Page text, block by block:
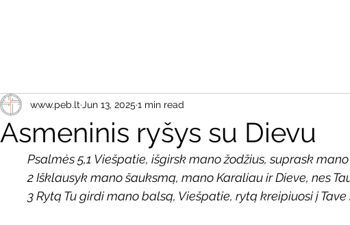
Asmeninis ryšys su Dievu
www.peb.lt Jun 13, 2025 1 min read
Psalmės 5,1 Viešpatie, išgirsk mano žodžius, suprask
2 Išklausyk mano šauksmą, mano Karaliau ir Dieve, nes
3 Rytą Tu girdi mano balsą, Viešpatie, rytą kreipiuosi į